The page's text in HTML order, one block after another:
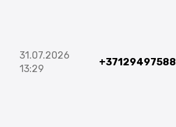
31.07.2026
13:29
+37129497588